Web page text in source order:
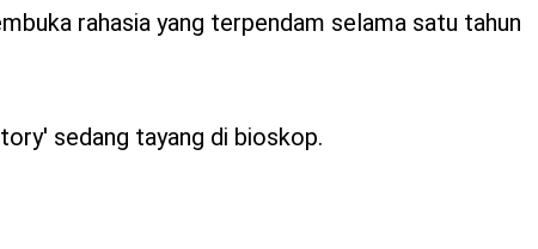
rahasia yang terpendam selama satu tahun
sedang tayang di bioskop.